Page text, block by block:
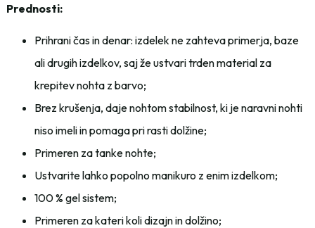
količina
Prednosti:
Prihrani čas in denar: izdelek ne zahteva primerja, baze
ali drugih izdelkov, saj že ustvari trden material za
krepitev nohta z barvo;
Brez krušenja, daje nohtom stabilnost, ki je naravni nohti
niso imeli in pomaga pri rasti dolžine;
Primeren za tanke nohte;
Ustvarite lahko popolno manikuro z enim izdelkom;
100 % gel sistem;
Primeren za kateri koli dizajn in dolžino;